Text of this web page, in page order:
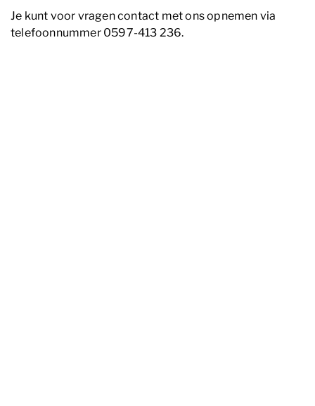
Je kunt voor vragen contact met ons opnemen via
telefoonnummer 0597-413 236.